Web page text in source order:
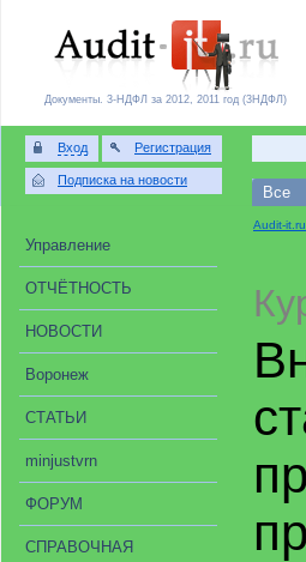
Документы. 3-НДФЛ за 2012, 2011 год (3НДФЛ)
Вход Регистрация
Подписка на новости
Все
Управление
ОТЧЁТНОСТЬ
НОВОСТИ
Воронеж
СТАТЬИ
minjustvrn
ФОРУМ
СПРАВОЧНАЯ
Audit-it.ru